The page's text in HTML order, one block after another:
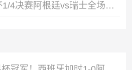
07月12日世界杯1/4决赛阿根廷vs瑞士全场录像